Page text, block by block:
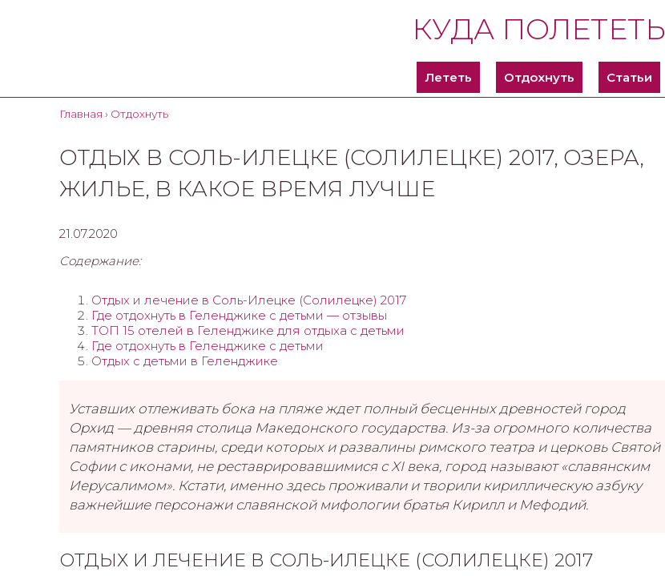
КУДА ПОЛЕТЕТЬ
Лететь Отдохнуть Статьи
Главная › Отдохнуть
ОТДЫХ В СОЛЬ-ИЛЕЦКЕ (СОЛИЛЕЦКЕ) 2017, ОЗЕРА,
ЖИЛЬЕ, В КАКОЕ ВРЕМЯ ЛУЧШЕ
21.07.2020
Содержание:
Отдых и лечение в Соль-Илецке (Солилецке) 2017
Где отдохнуть в Геленджике с детьми — отзывы
ТОП 15 отелей в Геленджике для отдыха с детьми
Где отдохнуть в Геленджике с детьми
Отдых с детьми в Геленджике
Уставших отлеживать бока на пляже ждет полный бесценных древностей город
Орхид — древняя столица Македонского государства. Из-за огромного количества
памятников старины, среди которых и развалины римского театра и церковь Святой
Софии с иконами, не реставрировавшимися с XI века, город называют «славянским
Иерусалимом». Кстати, именно здесь проживали и творили кириллическую азбуку
важнейшие персонажи славянской мифологии братья Кирилл и Мефодий.
ОТДЫХ И ЛЕЧЕНИЕ В СОЛЬ-ИЛЕЦКЕ (СОЛИЛЕЦКЕ) 2017